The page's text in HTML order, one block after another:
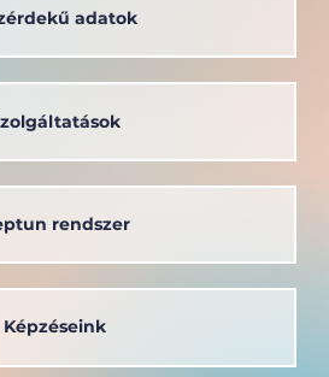
rendszer
adatok
Képzéseink